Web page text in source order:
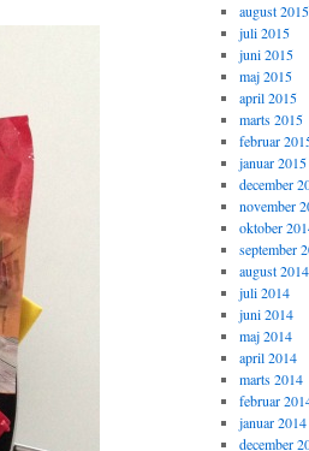
august 2015
juli 2015
juni 2015
maj 2015
april 2015
marts 2015
februar
januar 2015
december
november
oktober
september
august 2014
juli 2014
juni 2014
maj 2014
april 2014
marts 2014
februar
januar 2014
december